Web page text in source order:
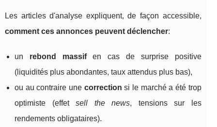
Les articles d'analyse expliquent, de façon accessible,
comment ces annonces peuvent déclencher:
un rebond massifen cas de surprise positive
(liquidités plus abondantes, taux attendus plus bas),
ou au contraire une correction si le marché a été trop
optimiste (effetsell the news, tensions sur les
rendements obligataires).